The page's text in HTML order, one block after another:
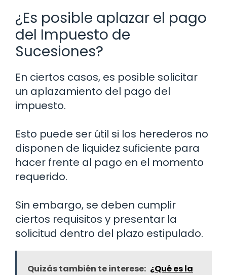
¿Es posible aplazar el pago
del Impuesto de
Sucesiones?
En ciertos casos, es posible solicitar
un aplazamiento del pago del
impuesto.
Esto puede ser útil si los herederos no
disponen de liquidez suficiente para
hacer frente al pago en el momento
requerido.
Sin embargo, se deben cumplir
ciertos requisitos y presentar la
solicitud dentro del plazo estipulado.
Quizás también te interese: ¿Qué es la